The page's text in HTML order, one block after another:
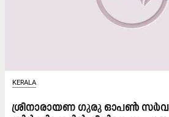
KERALA
ശ്രീനാരായണ ഗുരു ഓപൺ